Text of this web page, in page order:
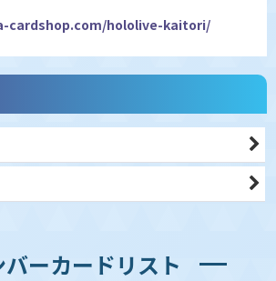
cardshop.com/hololive-kaitori/
バーカードリスト